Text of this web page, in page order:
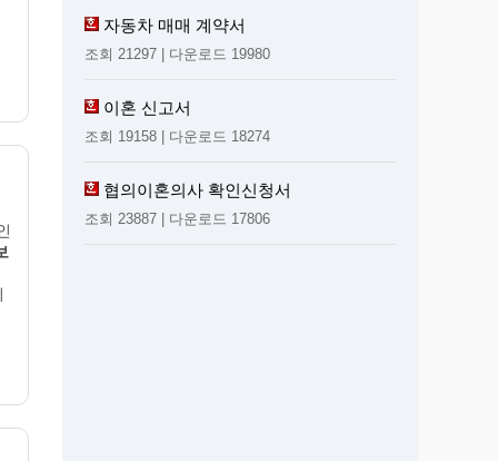
자동차 매매 계약서
조회 21297 | 다운로드 19980
이혼 신고서
조회 19158 | 다운로드 18274
협의이혼의사 확인신청서
조회 23887 | 다운로드 17806